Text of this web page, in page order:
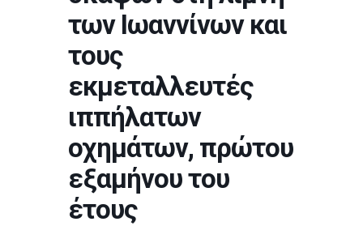
των Ιωαννίνων και
τους
εκμεταλλευτές
ιππήλατων
οχημάτων, πρώτου
εξαμήνου του
έτους